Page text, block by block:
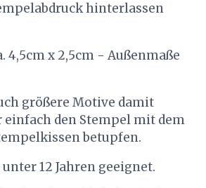
hinterlassen
4,5cm x 2,5cm - Außenmaße
größere Motive damit
einfach den Stempel mit dem
betupfen.
12 Jahren geeignet.